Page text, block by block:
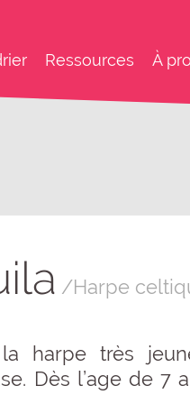
Ressources À
/Harpe
la harpe très
Dès l’age de 7